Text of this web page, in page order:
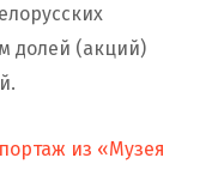
долей (акций)
из «Музея